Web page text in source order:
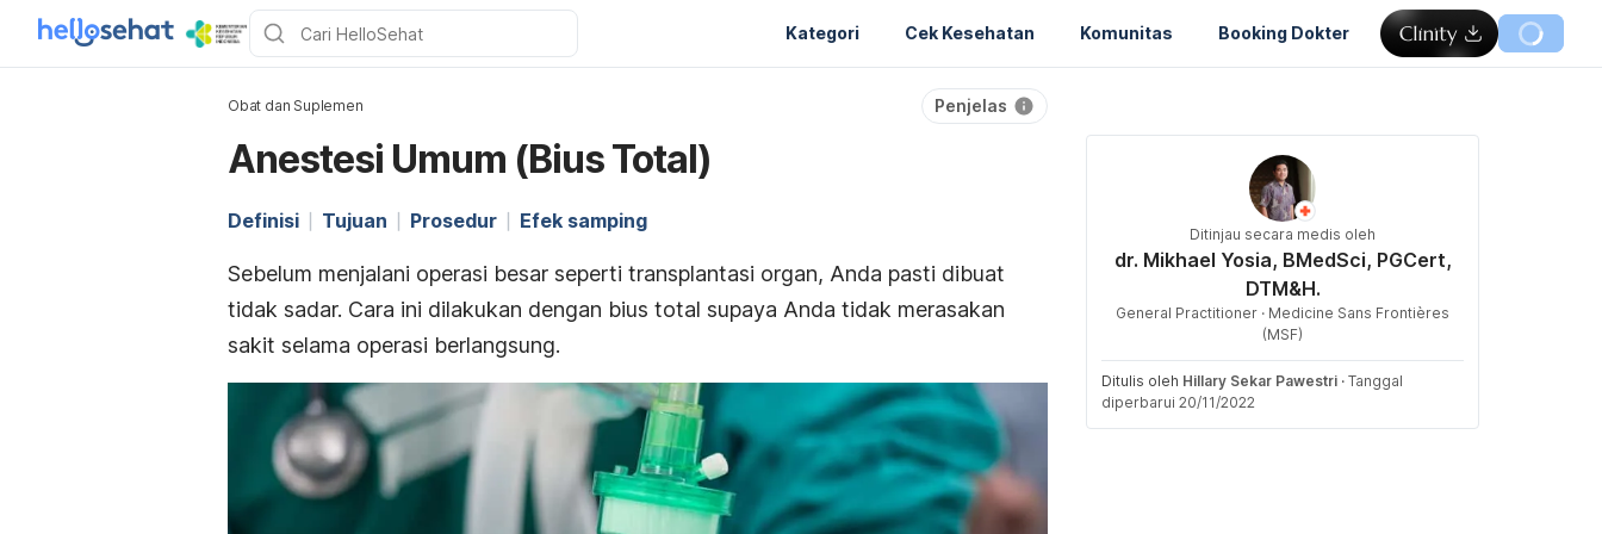
Kategori Cek Kesehatan Komunitas Booking Dokter
Obat dan Suplemen Penjelas
Anestesi Umum (Bius Total)
Definisi Tujuan Prosedur Efek samping
Sebelum menjalani operasi besar seperti transplantasi organ, Anda pasti dibuat
tidak sadar. Cara ini dilakukan dengan bius total supaya Anda tidak merasakan
sakit selama operasi berlangsung.
Ditinjau secara medis oleh
dr. Mikhael Yosia, BMedSci, PGCert,
DTM&H.
General Practitioner · Medicine Sans Frontières
(MSF)
Ditulis oleh Hillary Sekar Pawestri · Tanggal
diperbarui 20/11/2022